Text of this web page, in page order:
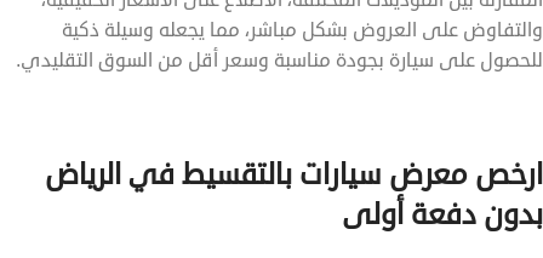
والتفاوض على العروض بشكل مباشر، مما يجعله وسيلة ذكية
للحصول على سيارة بجودة مناسبة وسعر أقل من السوق التقليدي.
ارخص معرض سيارات بالتقسيط في الرياض
بدون دفعة أولى